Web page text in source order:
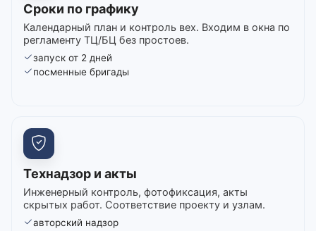
Сроки по графику
Календарный план и контроль вех. Входим в окна по
регламенту ТЦ/БЦ без простоев.
запуск от 2 дней
посменные бригады
Технадзор и акты
Инженерный контроль, фотофиксация, акты
скрытых работ. Соответствие проекту и узлам.
авторский надзор